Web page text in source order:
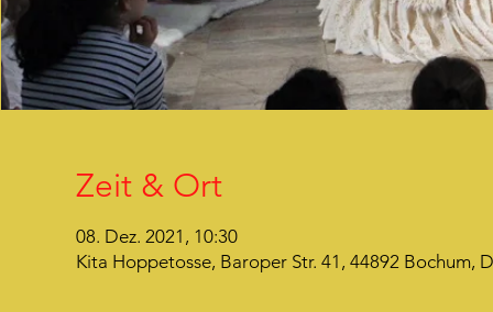
Zeit & Ort
08. Dez. 2021, 10:30
Kita Hoppetosse, Baroper Str. 41, 44892 Bochum,